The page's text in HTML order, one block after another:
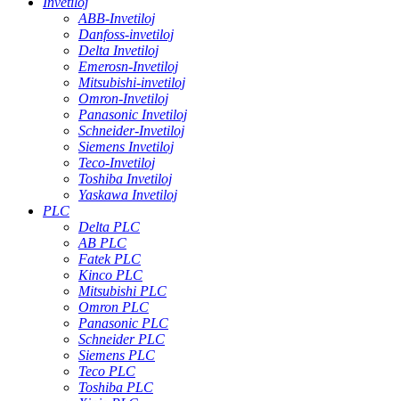
ABB-Invetiloj
Danfoss-invetiloj
Delta Invetiloj
Emerosn-Invetiloj
Mitsubishi-invetiloj
Omron-Invetiloj
Panasonic Invetiloj
Schneider-Invetiloj
Siemens Invetiloj
Teco-Invetiloj
Toshiba Invetiloj
Yaskawa Invetiloj
PLC
Delta PLC
AB PLC
Fatek PLC
Kinco PLC
Mitsubishi PLC
Omron PLC
Panasonic PLC
Schneider PLC
Siemens PLC
Teco PLC
Toshiba PLC